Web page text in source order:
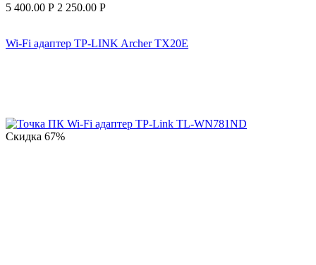
5 400.00 Р 2 250.00 Р
Wi-Fi адаптер TP-LINK Archer TX20E
Скидка 67%